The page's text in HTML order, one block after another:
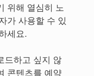
위해 열심히 노
가 사용할 수 있
세요.
드하고 싶지 않
콘텐츠를 예약